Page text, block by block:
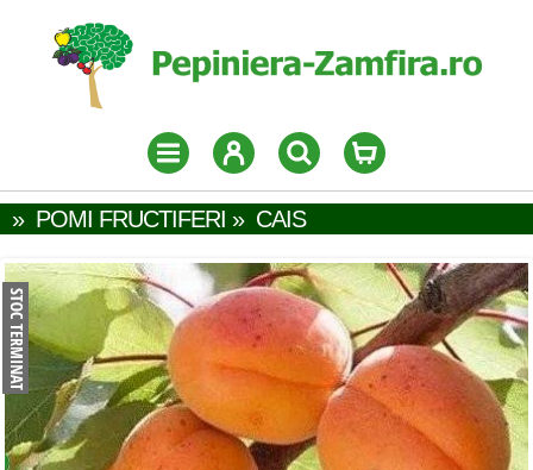
» POMI FRUCTIFERI » CAIS